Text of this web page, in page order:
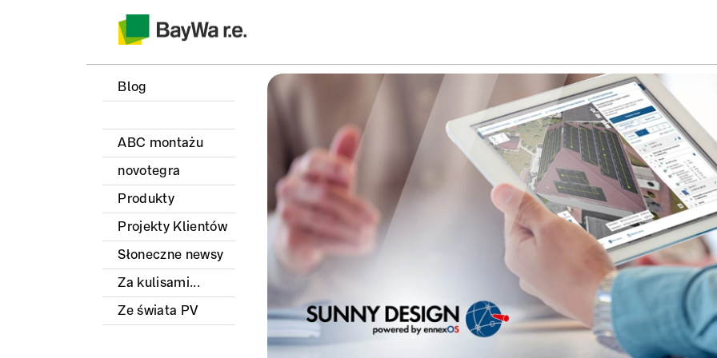
Blog
ABC montażu
novotegra
Produkty
Projekty Klientów
Słoneczne newsy
Za kulisami...
Ze świata PV